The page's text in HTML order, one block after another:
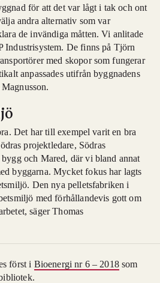
för att det var lågt i tak och ont
andra alternativ som var
de invändiga måtten. Vi anlitade
Industrisystem. De finns på Tjörn
med skopor som fungerar
anpassades utifrån byggnadens
Det har till exempel varit en bra
projektledare, Södras
och Mared, där vi bland annat
byggarna. Mycket fokus har lagts
Den nya pelletsfabriken i
med förhållandevis gott om
säger Thomas
först i Bioenergi nr 6 – 2018som